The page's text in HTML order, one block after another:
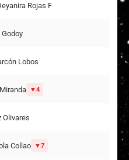
Reyes
Barriga
Rojas Fuentes
Godoy
Lobos
4
Olivares
Collao 7